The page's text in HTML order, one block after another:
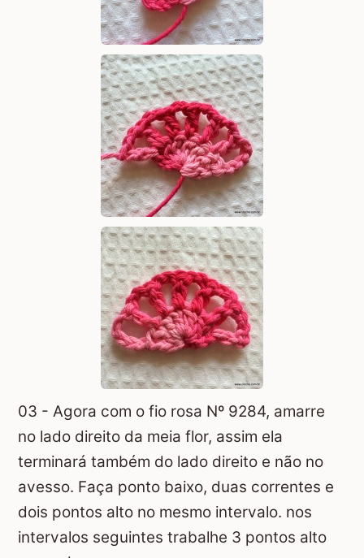
03 - Agora com o fio rosa Nº 9284, amarre
no lado direito da meia flor, assim ela
terminará também do lado direito e não no
avesso. Faça ponto baixo, duas correntes e
dois pontos alto no mesmo intervalo. nos
intervalos seguintes trabalhe 3 pontos alto